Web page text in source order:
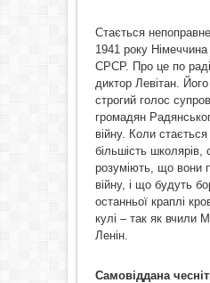
Стається
1941 року
СРСР. Про це по
диктор Левітан.
строгий голос
громадян
війну. Коли стається
більшість школярів,
розуміють, що вони
війну, і що будуть
останньої краплі
кулі – так як вчили
Ленін.
Самовіддана